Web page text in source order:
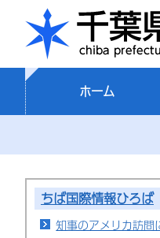
ホーム
ちば国際情報ひろば
知事のアメリカ訪問